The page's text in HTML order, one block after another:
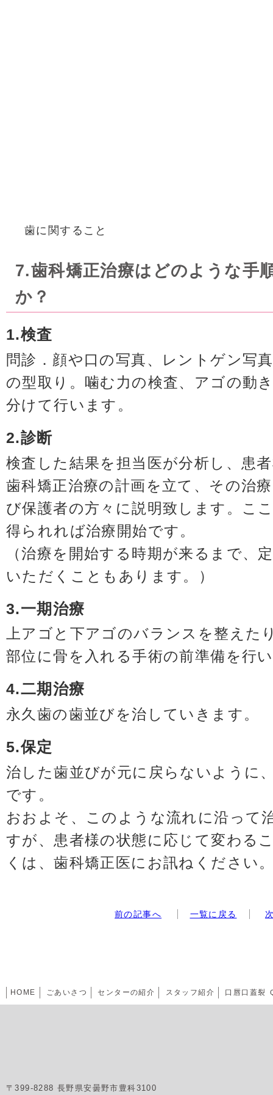
歯に関すること
7.歯科矯正治療はどのような手
か？
1.検査
問診．顔や口の写真、レントゲン写
の型取り。噛む力の検査、アゴの動
分けて行います。
2.診断
検査した結果を担当医が分析し、患
歯科矯正治療の計画を立て、その治
び保護者の方々に説明致します。こ
得られれば治療開始です。
（治療を開始する時期が来るまで、
いただくこともあります。）
3.一期治療
上アゴと下アゴのバランスを整えた
部位に骨を入れる手術の前準備を行
4.二期治療
永久歯の歯並びを治していきます。
5.保定
治した歯並びが元に戻らないように
です。
おおよそ、このような流れに沿って
すが、患者様の状態に応じて変わる
くは、歯科矯正医にお訊ねください
前の記事へ 一覧に戻る
HOME ごあいさつ センターの紹介 スタッフ紹介 口唇口蓋裂
〒399-8288 長野県安曇野市豊科3100